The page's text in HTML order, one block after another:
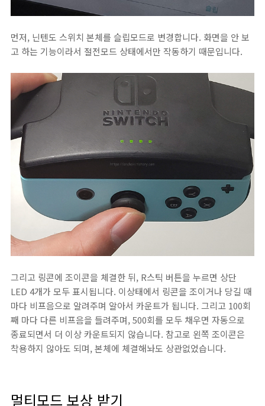
먼저, 닌텐도 스위치 본체를 슬립모드로 변경합니다. 화면을 안 보
고 하는 기능이라서 절전모드 상태에서만 작동하기 때문입니다.
그리고 링콘에 조이콘을 체결한 뒤, R스틱 버튼을 누르면 상단
LED 4개가 모두 표시됩니다. 이상태에서 링콘을 조이거나 당길 때
마다 비프음으로 알려주며 알아서 카운트가 됩니다. 그리고 100회
째 마다 다른 비프음을 들려주며, 500회를 모두 채우면 자동으로
종료되면서 더 이상 카운트되지 않습니다. 참고로 왼쪽 조이콘은
착용하지 않아도 되며, 본체에 체결해놔도 상관없었습니다.
멀티모드 보상 받기